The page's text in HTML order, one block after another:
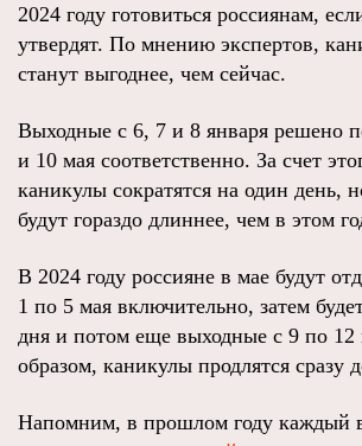
2024 году готовиться россиянам,
утвердят. По мнению экспертов,
станут выгоднее, чем сейчас.
Выходные с 6, 7 и 8 января решено
и 10 мая соответственно. За счет
каникулы сократятся на один день,
будут гораздо длиннее, чем в этом
В 2024 году россияне в мае будут
1 по 5 мая включительно, затем
дня и потом еще выходные с 9 по
образом, каникулы продлятся сразу
Напомним, в прошлом году каждый